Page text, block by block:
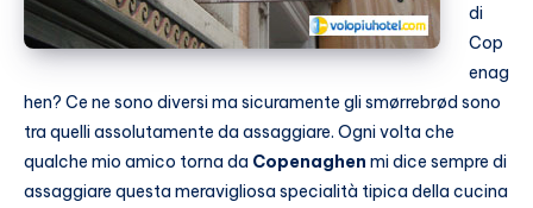
di
Cop
enag
hen? Ce ne sono diversi ma sicuramente gli smørrebrød sono
tra quelli assolutamente da assaggiare. Ogni volta che
qualche mio amico torna da Copenaghen mi dice sempre di
assaggiare questa meravigliosa specialità tipica della cucina